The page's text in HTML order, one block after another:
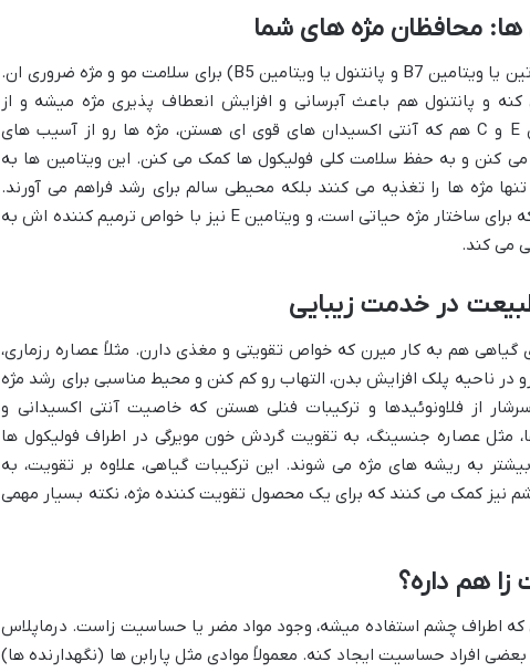
ها: محافظان مژه های شما
ویتامین ها به خصوص گروه B (مثل بیوتین یا ویتامین B7 و پانتنول یا ویتامین B5) برای سلامت مو و مژه ضروری ان.
و پانتنول هم باعث آبرسانی و افزایش انعطاف پذیری مژه میشه و از
شکنندگی اون جلوگیری می کنه. ویتامین E و C هم که آنتی اکسیدان های قوی ای هستن، مژه ها رو از آسیب های
کنن و به حفظ سلامت کلی فولیکول ها کمک می کنن. این ویتامین ها به
مژه ها را تغذیه می کنند بلکه محیطی سالم برای رشد فراهم می آورند.
ویتامین C به تولید کلاژن کمک می کند که برای ساختار مژه حیاتی است، و ویتامین E نیز با خواص ترمیم کننده اش به
می کند.
در خدمت زیبایی
گیاهی هم به کار میرن که خواص تقویتی و مغذی دارن. مثلاً عصاره رزماری،
در ناحیه پلک افزایش بدن، التهاب رو کم کنن و محیط مناسبی برای رشد مژه
از فلاونوئیدها و ترکیبات فنلی هستن که خاصیت آنتی اکسیدانی و
مثل عصاره جنسینگ، به تقویت گردش خون مویرگی در اطراف فولیکول ها
به ریشه های مژه می شوند. این ترکیبات گیاهی، علاوه بر تقویت، به
کمک می کنند که برای یک محصول تقویت کننده مژه، نکته بسیار مهمی
زا هم داره؟
که اطراف چشم استفاده میشه، وجود مواد مضر یا حساسیت زاست. درماپلاس
افراد حساسیت ایجاد کنه. معمولاً موادی مثل پارابن ها (نگهدارنده ها)